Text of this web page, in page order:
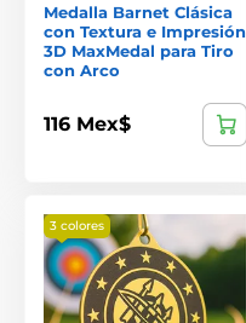
Medalla Barnet Clásica
con Textura e Impresión
3D MaxMedal para Tiro
con Arco
116 Mex$
3 colores